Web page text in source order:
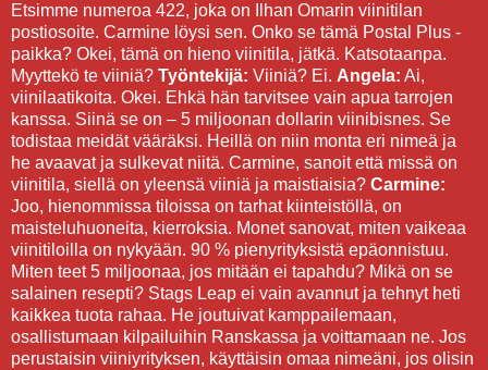
Etsimme numeroa 422, joka on Ilhan Omarin viinitilan
postiosoite. Carmine löysi sen. Onko se tämä Postal Plus -
paikka? Okei, tämä on hieno viinitila, jätkä. Katsotaanpa.
Myyttekö te viiniä? Työntekijä: Viiniä? Ei. Angela: Ai,
viinilaatikoita. Okei. Ehkä hän tarvitsee vain apua tarrojen
kanssa. Siinä se on – 5 miljoonan dollarin viinibisnes. Se
todistaa meidät vääräksi. Heillä on niin monta eri nimeä ja
he avaavat ja sulkevat niitä. Carmine, sanoit että missä on
viinitila, siellä on yleensä viiniä ja maistiaisia? Carmine:
Joo, hienommissa tiloissa on tarhat kiinteistöllä, on
maisteluhuoneita, kierroksia. Monet sanovat, miten vaikeaa
viinitiloilla on nykyään. 90 % pienyrityksistä epäonnistuu.
Miten teet 5 miljoonaa, jos mitään ei tapahdu? Mikä on se
salainen resepti? Stags Leap ei vain avannut ja tehnyt heti
kaikkea tuota rahaa. He joutuivat kamppailemaan,
osallistumaan kilpailuihin Ranskassa ja voittamaan ne. Jos
perustaisin viiniyrityksen, käyttäisin omaa nimeäni, jos olisin